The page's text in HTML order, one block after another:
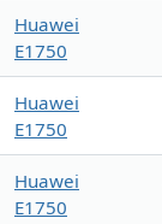
Huawei
E1750
Huawei
E1750
Huawei
E1750